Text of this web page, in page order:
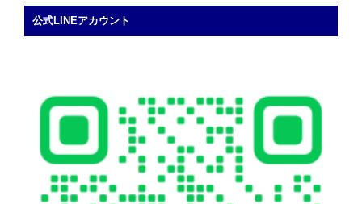
公式LINEアカウント